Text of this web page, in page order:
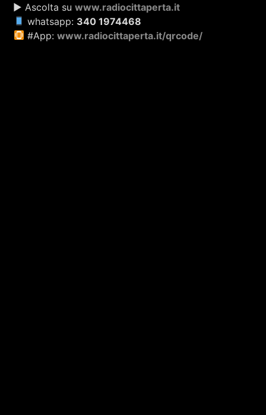
▶ Ascolta suwww.radiocittaperta.it
whatsapp: 340 1974468
#App: www.radiocittaperta.it/qrcode/